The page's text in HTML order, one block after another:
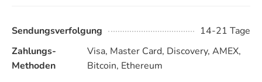
Sendungsverfolgung
14-21 Tage
Zahlungs-
Methoden
Visa, Master Card, Discovery, AMEX,
Bitcoin, Ethereum